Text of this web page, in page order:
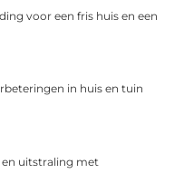
voor een fris huis en een
in huis en tuin
en uitstraling met